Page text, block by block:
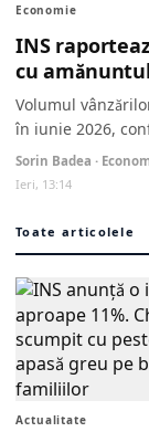
Economie
INS
cu
Volumul
în iunie 2026,
Sorin Badea ·
Ieri, 13:14
Toate articolele
Actualitate